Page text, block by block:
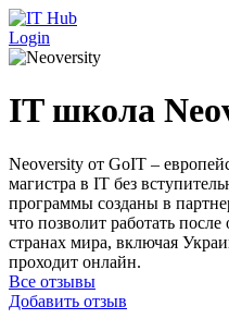
Перейти к основному
Login
IT школа
Neoversity от GoIT –
магистра в IT без
программы созданы в
что позволит работать
странах мира, включая
проходит онлайн.
Все отзывы
Добавить отзыв